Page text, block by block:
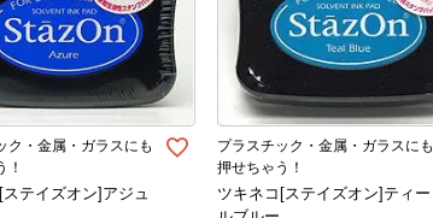
ク・金属・ガラスにも
！
テイズオン]アジュ
プラスチック・金属・ガラスにも
押せちゃう！
ツキネコ[ステイズオン]ティー